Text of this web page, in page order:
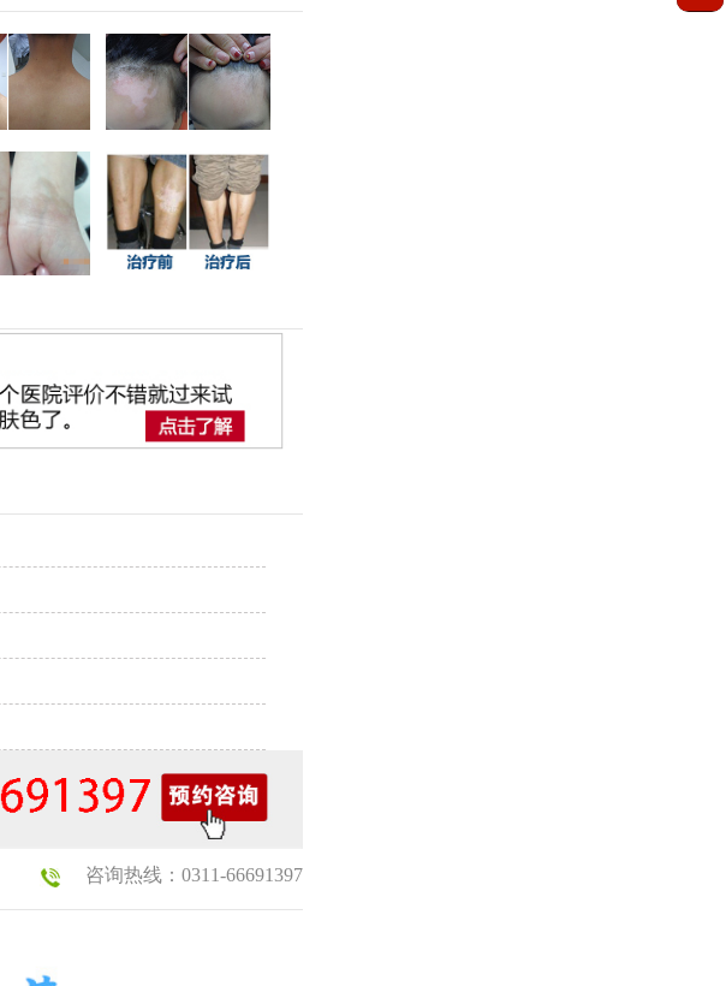
咨询热线：0311-66691397